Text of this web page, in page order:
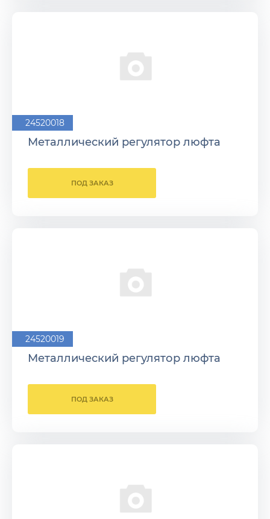
24520018
Металлический регулятор люфта
ПОД ЗАКАЗ
24520019
Металлический регулятор люфта
ПОД ЗАКАЗ